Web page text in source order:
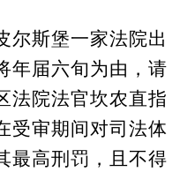
尔斯堡一家法院出
年届六旬为由，请
法院法官坎农直指
受审期间对司法体
最高刑罚，且不得